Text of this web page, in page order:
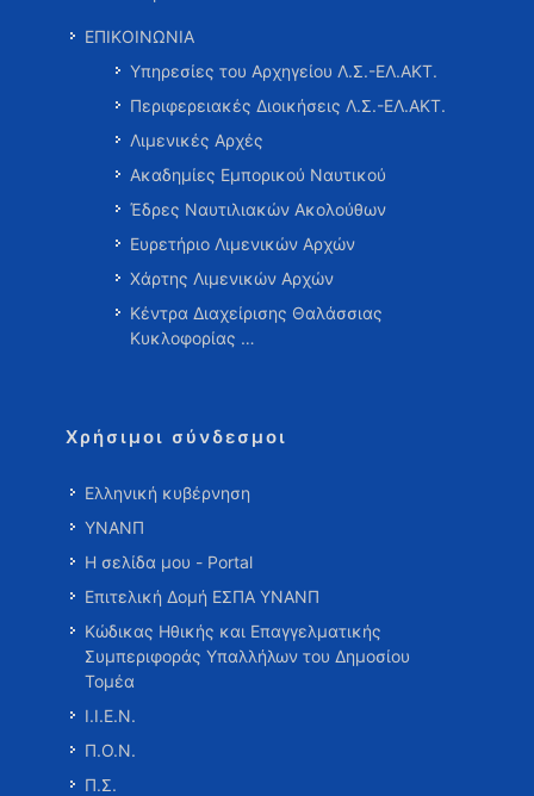
ΕΠΙΚΟΙΝΩΝΙΑ
Υπηρεσίες του Αρχηγείου Λ.Σ.-ΕΛ.ΑΚΤ.
Περιφερειακές Διοικήσεις Λ.Σ.-ΕΛ.ΑΚΤ.
Λιμενικές Αρχές
Ακαδημίες Εμπορικού Ναυτικού
Έδρες Ναυτιλιακών Ακολούθων
Ευρετήριο Λιμενικών Αρχών
Χάρτης Λιμενικών Αρχών
Κέντρα Διαχείρισης Θαλάσσιας
Κυκλοφορίας …
Χρήσιμοι σύνδεσμοι
Ελληνική κυβέρνηση
ΥΝΑΝΠ
Η σελίδα μου - Portal
Επιτελική Δομή ΕΣΠΑ ΥΝΑΝΠ
Κώδικας Ηθικής και Επαγγελματικής
Συμπεριφοράς Υπαλλήλων του Δημοσίου
Τομέα
Ι.Ι.Ε.Ν.
Π.Ο.Ν.
Π.Σ.